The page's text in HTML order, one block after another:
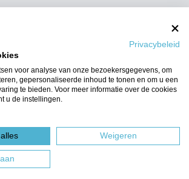
Privacybeleid
voor analyse van onze bezoekersgegevens, om
gepersonaliseerde inhoud te tonen en om u een
te bieden. Voor meer informatie over de cookies
u de instellingen.
Weigeren